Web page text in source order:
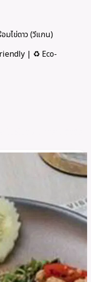
มไข่ดาว (วีแกน)
| ♻️ Eco-